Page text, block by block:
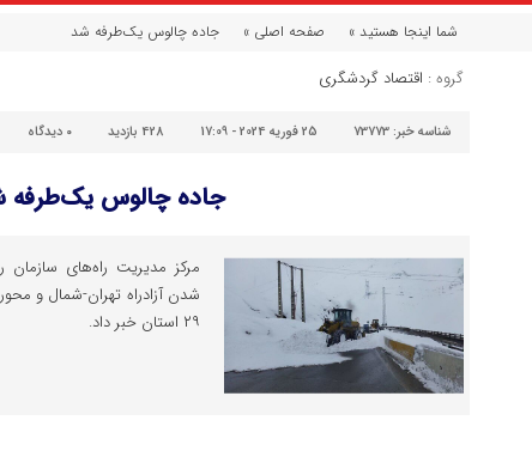
شما اینجا هستید » صفحه اصلی » جاده چالوس یک‌طرفه شد
گروه : اقتصاد گردشگری
شناسه خبر: 73773 25 فوریه 2024 - 17:09 428 بازدید ۰ دیدگاه
جاده چالوس یک‌طرفه
مرکز مدیریت راه‌های سازمان
شدن آزادراه‌ تهران-شمال و
۲۹ استان خبر داد.